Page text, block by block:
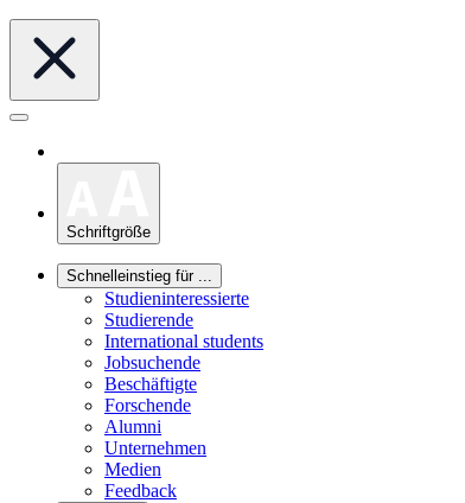
Schriftgröße
Schnelleinstieg für ...
Studieninteressierte
Studierende
International students
Jobsuchende
Beschäftigte
Forschende
Alumni
Unternehmen
Medien
Feedback